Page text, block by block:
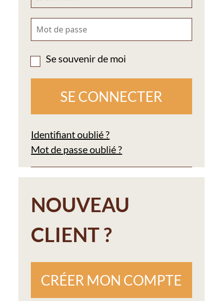
Se souvenir de moi
Identifiant oublié ?
Mot de passe oublié ?
NOUVEAU
CLIENT ?
CRÉER MON COMPTE